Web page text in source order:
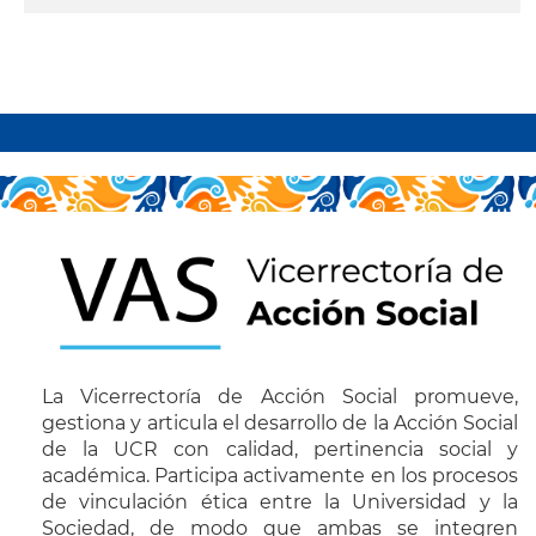
La Vicerrectoría de Acción Social promueve,
gestiona y articula el desarrollo de la Acción Social
de la UCR con calidad, pertinencia social y
académica. Participa activamente en los procesos
de vinculación ética entre la Universidad y la
Sociedad, de modo que ambas se integren